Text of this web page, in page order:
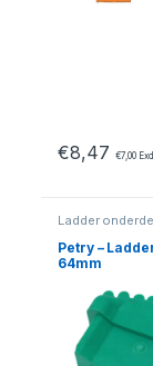
€8,47 €7,00
Ladder
Petry –
64mm